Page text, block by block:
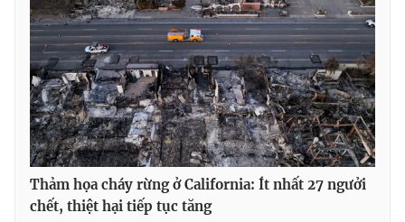
Thảm họa cháy rừng ở California: Ít nhất 27 ngưởi
chết, thiệt hại tiếp tục tăng